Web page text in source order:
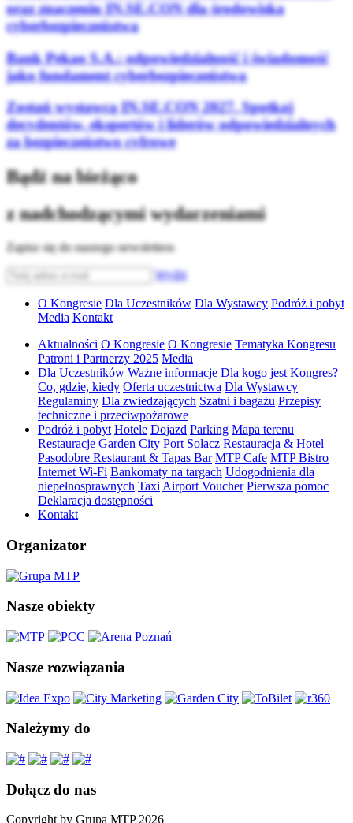
oraz znaczeniu IN.SE.CON dla środowiska
cyberbezpieczeństwa
Bank Pekao S.A.: odpowiedzialność i świadomość
jako fundament cyberbezpieczeństwa
Zostań wystawcą IN.SE.CON 2027. Spotkaj
decydentów, ekspertów i liderów odpowiedzialnych
za bezpieczeństwo cyfrowe
Bądź na bieżąco
z nadchodzącymi wydarzeniami
Zapisz się do naszego newslettera
Wyślij
O Kongresie Dla Uczestników Dla Wystawcy Podróż i pobyt
Media Kontakt
Aktualności O Kongresie O Kongresie Tematyka Kongresu
Patroni i Partnerzy 2025 Media
Dla Uczestników Ważne informacje Dla kogo jest Kongres?
Co, gdzie, kiedy Oferta uczestnictwa Dla Wystawcy
Regulaminy Dla zwiedzających Szatni i bagażu Przepisy
techniczne i przeciwpożarowe
Podróż i pobyt Hotele Dojazd Parking Mapa terenu
Restauracje Garden City Port Sołacz Restauracja & Hotel
Pasodobre Restaurant & Tapas Bar MTP Cafe MTP Bistro
Internet Wi-Fi Bankomaty na targach Udogodnienia dla
niepełnosprawnych Taxi Airport Voucher Pierwsza pomoc
Deklaracja dostępności
Kontakt
Organizator
Nasze obiekty
Nasze rozwiązania
Należymy do
Dołącz do nas
Copyright by Grupa MTP 2026